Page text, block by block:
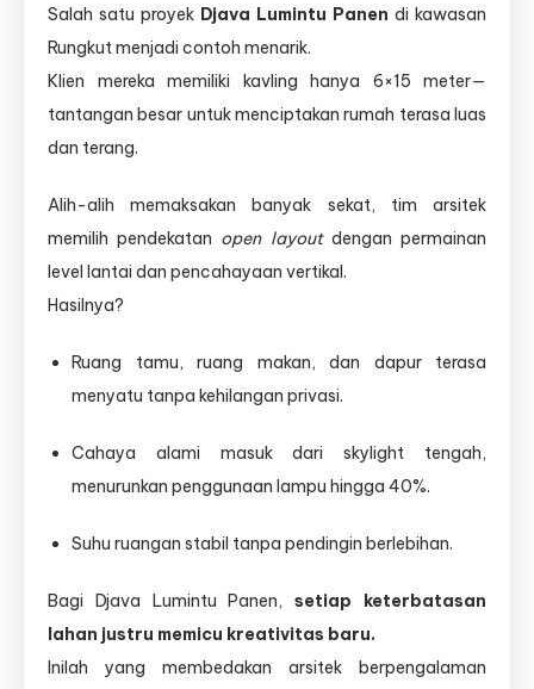
Salah satu proyek Djava Lumintu Panen di kawasan
Rungkut menjadi contoh menarik.
Klien mereka memiliki kavling hanya 6×15 meter—
tantangan besar untuk menciptakan rumah terasa luas
dan terang.
Alih-alih memaksakan banyak sekat, tim arsitek
memilih pendekatan open layoutdengan permainan
level lantai dan pencahayaan vertikal.
Hasilnya?
Ruang tamu, ruang makan, dan dapur terasa
menyatu tanpa kehilangan privasi.
Cahaya alami masuk dari skylight tengah,
menurunkan penggunaan lampu hingga 40%.
Suhu ruangan stabil tanpa pendingin berlebihan.
Bagi Djava Lumintu Panen,setiap keterbatasan
lahan justru memicu kreativitas baru.
Inilah yang membedakan arsitek berpengalaman